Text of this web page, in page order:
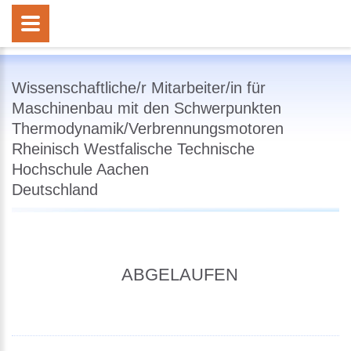
Wissenschaftliche/r Mitarbeiter/in für
Maschinenbau mit den Schwerpunkten
Thermodynamik/Verbrennungsmotoren
Rheinisch Westfalische Technische
Hochschule Aachen
Deutschland
ABGELAUFEN